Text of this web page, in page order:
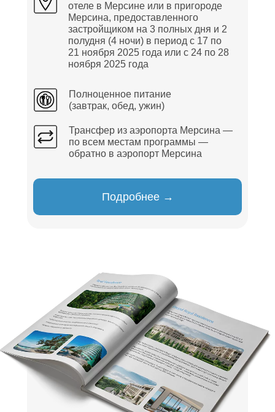
Подробнее →
отеле в Мерсине или в пригороде
Мерсина, предоставленного
застройщиком на 3 полных дня и 2
полудня (4 ночи) в период с 17 по
21 ноября 2025 года или с 24 по 28
ноября 2025 года
Полноценное питание
(завтрак, обед, ужин)
Трансфер из аэропорта Мерсина —
по всем местам программы —
обратно в аэропорт Мерсина